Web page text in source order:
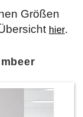
Größen
hier.